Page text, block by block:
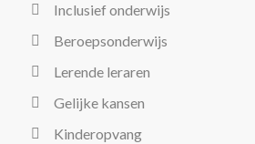
Inclusief onderwijs
Beroepsonderwijs
Lerende leraren
Gelijke kansen
Kinderopvang